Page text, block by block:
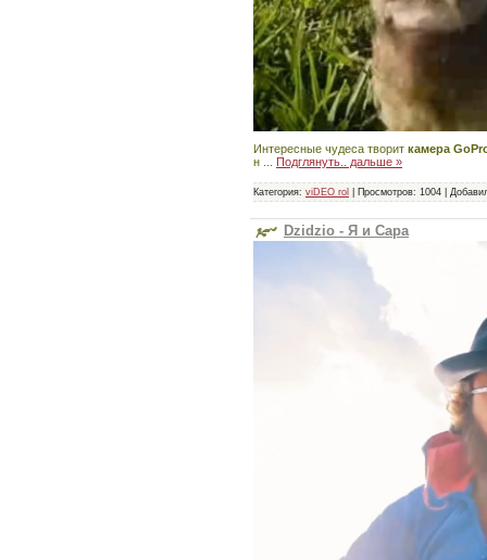
Интересные чудеса твориткамера
н
Подглянуть.. дальше »
Категория: viDEO rol Просмотров: 1004
Dzidzio - Я и Сара